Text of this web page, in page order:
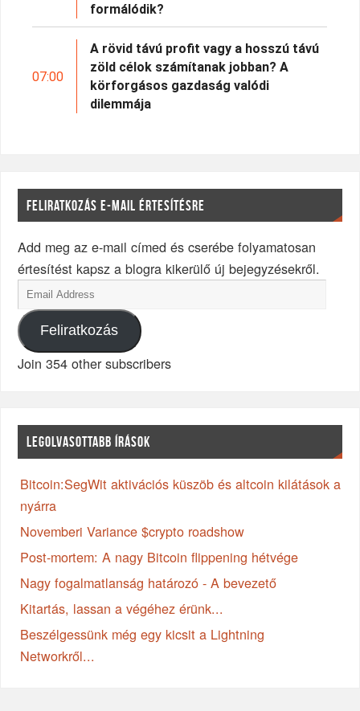
formálódik?
07:00
A rövid távú profit vagy a hosszú távú
zöld célok számítanak jobban? A
körforgásos gazdaság valódi
dilemmája
FELIRATKOZÁS E-MAIL ÉRTESÍTÉSRE
Add meg az e-mail címed és cserébe folyamatosan
értesítést kapsz a blogra kikerülő új bejegyzésekről.
Feliratkozás
Join 354 other subscribers
LEGOLVASOTTABB ÍRÁSOK
Bitcoin:SegWit aktivációs küszöb és altcoin kilátások a
nyárra
Novemberi Variance $crypto roadshow
Post-mortem: A nagy Bitcoin flippening hétvége
Nagy fogalmatlanság határozó - A bevezető
Kitartás, lassan a végéhez érünk...
Beszélgessünk még egy kicsit a Lightning
Networkről...